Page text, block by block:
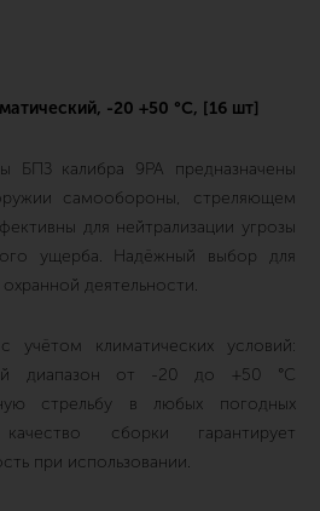
-20 +50 °C, [16 шт]
БПЗ калибра 9PA предназначены
самообороны, стреляющем
для нейтрализации угрозы
ущерба. Надёжный выбор для
деятельности.
учётом климатических условий:
диапазон от -20 до +50 °C
стрельбу в любых погодных
сборки гарантирует
при использовании.